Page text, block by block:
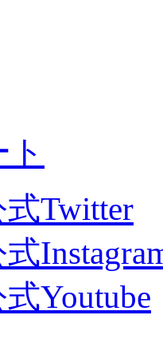
Twitter
Youtube